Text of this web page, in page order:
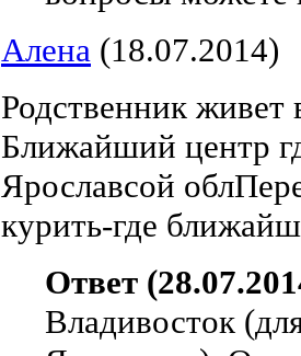
Алена (18.07.2014)
Родственник живет
Ближайший центр
Ярославсой
курить-где
Ответ
Владивосток